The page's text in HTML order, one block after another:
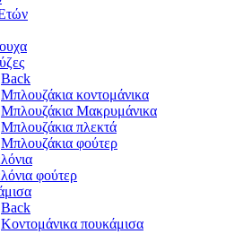
Back
Μπλουζάκια κοντομάνικα
Μπλουζάκια Μακρυμάνικα
Μπλουζάκια πλεκτά
Μπλουζάκια φούτερ
φούτερ
Back
Κοντομάνικα πουκάμισα